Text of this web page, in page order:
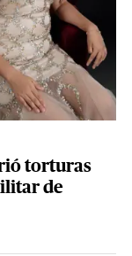
torturas
de